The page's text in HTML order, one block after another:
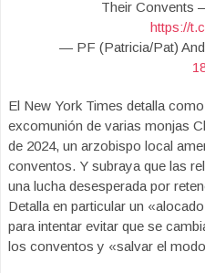
Their Convents
https://
— PF (Patricia/Pat)
El New York Times detalla
excomunión de varias monjas
de 2024, un arzobispo local
conventos. Y subraya que las
una lucha desesperada por
Detalla en particular un
para intentar evitar que se
los conventos y «salvar el